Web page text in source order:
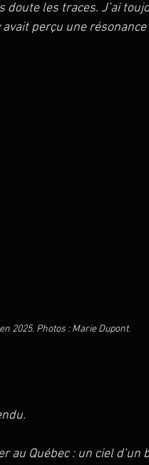
les traces. J’ai
perçu une résonance
2025. Photos : Marie Dupont.
au Québec : un ciel d’un